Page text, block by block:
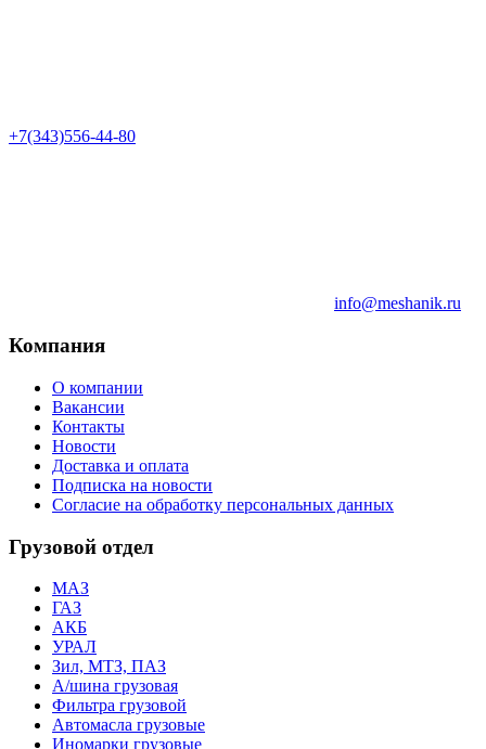
+7(343)556-44-80
info@meshanik.ru
Компания
О компании
Вакансии
Контакты
Новости
Доставка и оплата
Подписка на новости
Согласие на обработку персональных данных
Грузовой отдел
МАЗ
ГАЗ
АКБ
УРАЛ
Зил, МТЗ, ПАЗ
А/шина грузовая
Фильтра грузовой
Автомасла грузовые
Иномарки грузовые